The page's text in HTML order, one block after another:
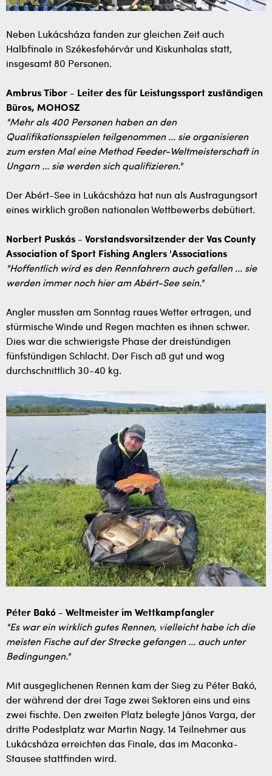
Neben Lukácsháza fanden zur gleichen Zeit auch
Halbfinale in Székesfehérvár und Kiskunhalas statt,
insgesamt 80 Personen.
Ambrus Tibor - Leiter des für Leistungssport zuständigen
Büros, MOHOSZ
"Mehr als 400 Personen haben an den
Qualifikationsspielen teilgenommen ... sie organisieren
zum ersten Mal eine Method Feeder-Weltmeisterschaft in
Ungarn ... sie werden sich qualifizieren."
Der Abért-See in Lukácsháza hat nun als Austragungsort
eines wirklich großen nationalen Wettbewerbs debütiert.
Norbert Puskás - Vorstandsvorsitzender der Vas County
Association of Sport Fishing Anglers 'Associations
"Hoffentlich wird es den Rennfahrern auch gefallen ... sie
werden immer noch hier am Abért-See sein."
Angler mussten am Sonntag raues Wetter ertragen, und
stürmische Winde und Regen machten es ihnen schwer.
Dies war die schwierigste Phase der dreistündigen
fünfstündigen Schlacht. Der Fisch aß gut und wog
durchschnittlich 30-40 kg.
Péter Bakó - Weltmeister im Wettkampfangler
"Es war ein wirklich gutes Rennen, vielleicht habe ich die
meisten Fische auf der Strecke gefangen ... auch unter
Bedingungen."
Mit ausgeglichenen Rennen kam der Sieg zu Péter Bakó,
der während der drei Tage zwei Sektoren eins und eins
zwei fischte. Den zweiten Platz belegte János Varga, der
dritte Podestplatz war Martin Nagy. 14 Teilnehmer aus
Lukácsháza erreichten das Finale, das im Maconka-
Stausee stattfinden wird.